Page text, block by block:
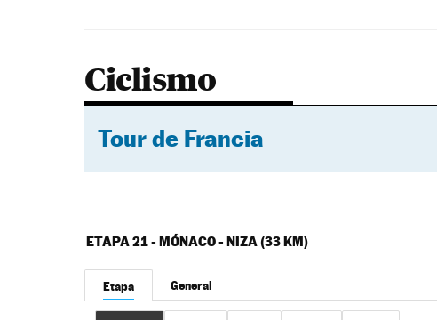
Ciclismo
Tour de Francia
ETAPA 21 - MÓNACO - NIZA (33 KM)
Etapa General